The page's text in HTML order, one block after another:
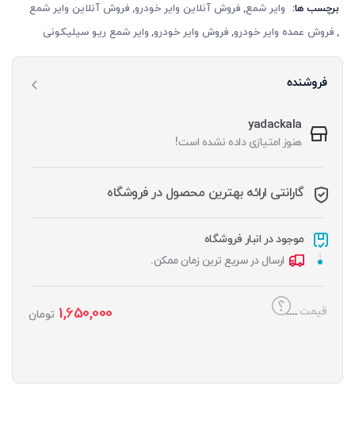
برچسب ها:
وایر شمع فروش آنلاین وایر خودرو فروش آنلاین وایر شمع
فروش عمده وایر خودرو فروش وایر خودرو وایر شمع ریو سیلیکونی
فروشنده
yadackala
هنوز امتیازی داده نشده است!
گارانتی ارائه بهترین محصول در فروشگاه
موجود در انبار فروشگاه
ارسال در سریع ترین زمان ممکن.
قیمت 1,650,000 تومان